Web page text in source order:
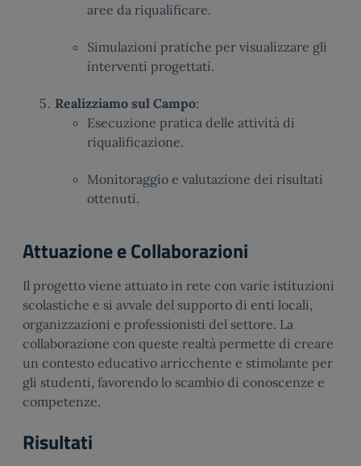
aree da riqualificare.
Simulazioni pratiche per visualizzare gli
interventi progettati.
Realizziamo sul Campo:
Esecuzione pratica delle attività di
riqualificazione.
Monitoraggio e valutazione dei risultati
ottenuti.
Attuazione e Collaborazioni
Il progetto viene attuato in rete con varie istituzioni
scolastiche e si avvale del supporto di enti locali,
organizzazioni e professionisti del settore. La
collaborazione con queste realtà permette di creare
un contesto educativo arricchente e stimolante per
gli studenti, favorendo lo scambio di conoscenze e
competenze.
Risultati